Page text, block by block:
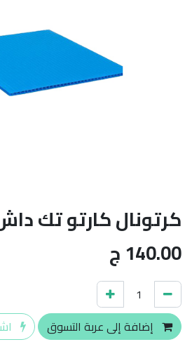
كرتونال كارتو تك داش 3
140.00ج
إضافة إلى عربة التسوق